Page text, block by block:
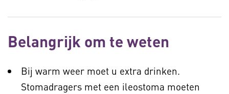
Belangrijk om te weten
Bij warm weer moet u extra drinken.
Stomadragers met een ileostoma moeten